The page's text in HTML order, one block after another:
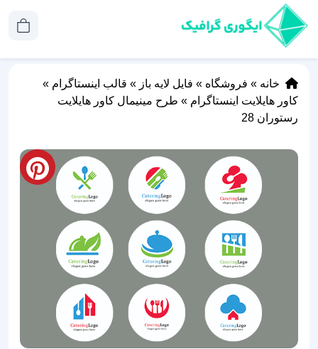
خانه » فروشگاه » فایل لایه باز » قالب اینستاگرام »
کاور هایلایت اینستاگرام » طرح مینیمال کاور هایلایت
رستوران 28